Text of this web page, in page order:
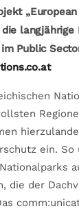
langjährige
Public
ein. So
die der